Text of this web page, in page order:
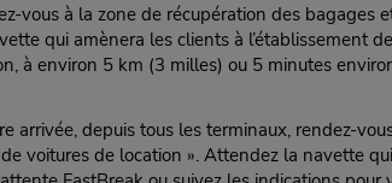
vous à la zone de récupération des
qui amènera les clients à l’établissement
à environ 5 km (3 milles) ou 5 minutes
arrivée, depuis tous les terminaux, rendez-
voitures de location ». Attendez la navette